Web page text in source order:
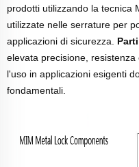
prodotti utilizzando la tecnica
utilizzate nelle serrature per
applicazioni di sicurezza.
elevata precisione,
l'uso in applicazioni esigenti
fondamentali.